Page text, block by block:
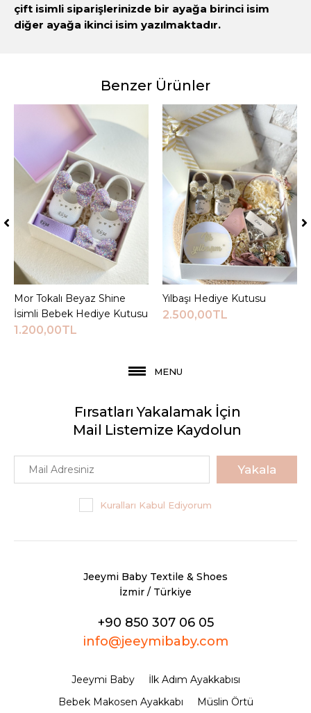
çift isimli siparişlerinizde bir ayağa birinci isim
diğer ayağa ikinci isim yazılmaktadır.
Benzer Ürünler
Sepete Ekle
Mor Tokalı Beyaz Shine
İsimli Bebek Hediye Kutusu
1.200,00TL
Sepete Ekle
Yılbaşı Hediye Kutusu
2.500,00TL
MENU
Fırsatları Yakalamak İçin
Mail Listemize Kaydolun
Yakala
Kuralları Kabul Ediyorum
Jeeymi Baby Textile & Shoes
İzmir / Türkiye
+90 850 307 06 05
info@jeeymibaby.com
Jeeymi Baby
İlk Adım Ayakkabısı
Bebek Makosen Ayakkabı
Müslin Örtü